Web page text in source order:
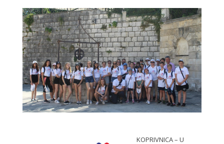
KOPRIVNICA – U